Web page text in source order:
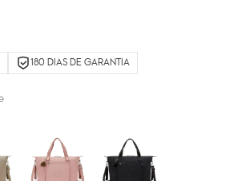
180 DIAS DE GARANTIA